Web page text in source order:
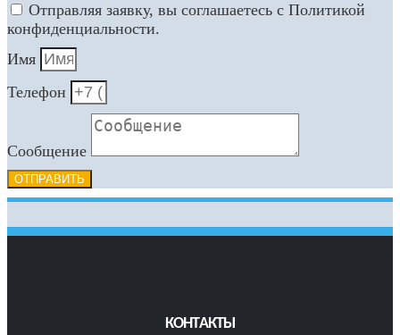
Отправляя заявку, вы соглашаетесь с Политикой
конфиденциальности.
Имя
Телефон
Сообщение
ОТПРАВИТЬ
КОНТАКТЫ